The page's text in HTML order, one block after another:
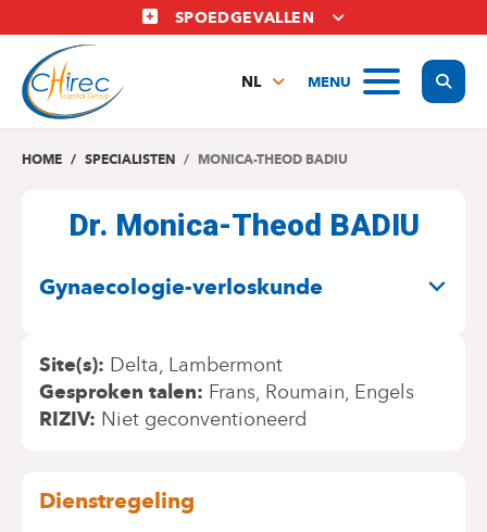
en
naar
inhoud
SPOEDGEVALLEN
MENU
NL
EN
HOME SPECIALISTEN MONICA-THEOD BADIU
Dr. Monica-Theod BADIU
Gynaecologie-verloskunde
Site(s) Delta Lambermont
Gesproken talen Frans Roumain Engels
RIZIV Niet geconventioneerd
Dienstregeling